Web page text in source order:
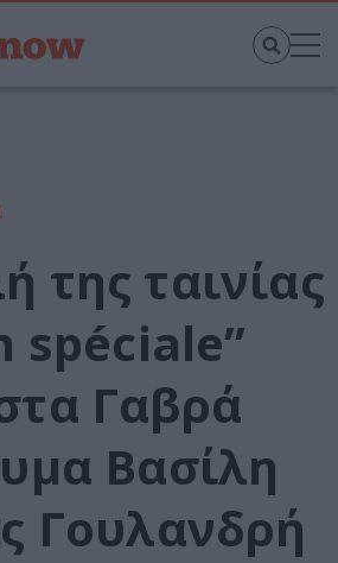
της ταινίας
spéciale”
Γαβρά
Βασίλη
Γουλανδρή